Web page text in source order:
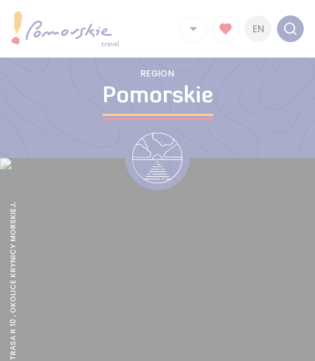
EN
REGION
Pomorskie
TRASA R 10 , OKOLICE KRYNICY MORSKIEJ,